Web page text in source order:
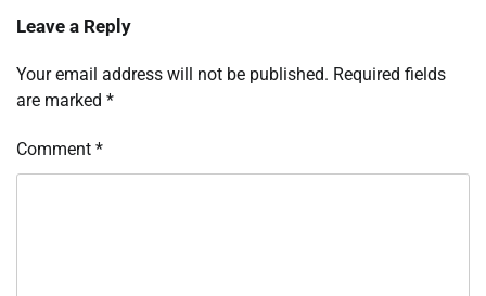
Leave a Reply
Your email address will not be published. Required fields
are marked *
Comment *